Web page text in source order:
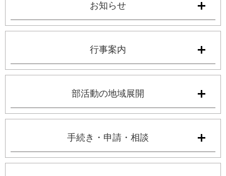
お知らせ
行事案内
部活動の地域展開
手続き・申請・相談